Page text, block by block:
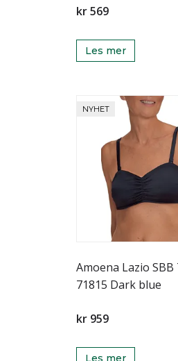
kr 569
Les mer
NYHET
Amoena Lazio SBB
71815 Dark blue
kr 959
Les mer